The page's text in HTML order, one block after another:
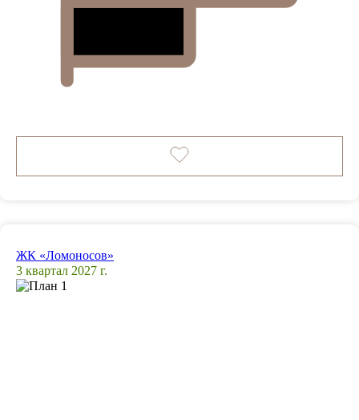
ЖК «Ломоносов»
3 квартал 2027 г.